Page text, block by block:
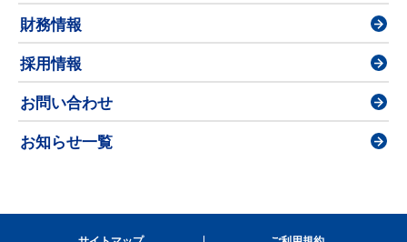
財務情報
採用情報
お問い合わせ
お知らせ一覧